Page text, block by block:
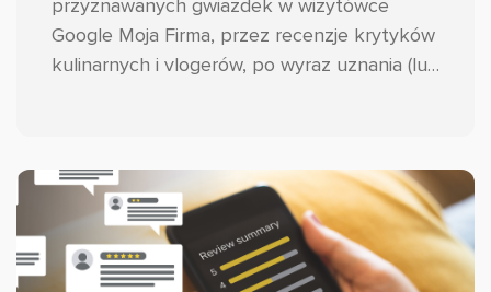
przyznawanych gwiazdek w wizytówce
Google Moja Firma, przez recenzje krytyków
kulinarnych i vlogerów, po wyraz uznania (lub
ten proces i skutecznie zbierać opinie w
branży HoReCa!